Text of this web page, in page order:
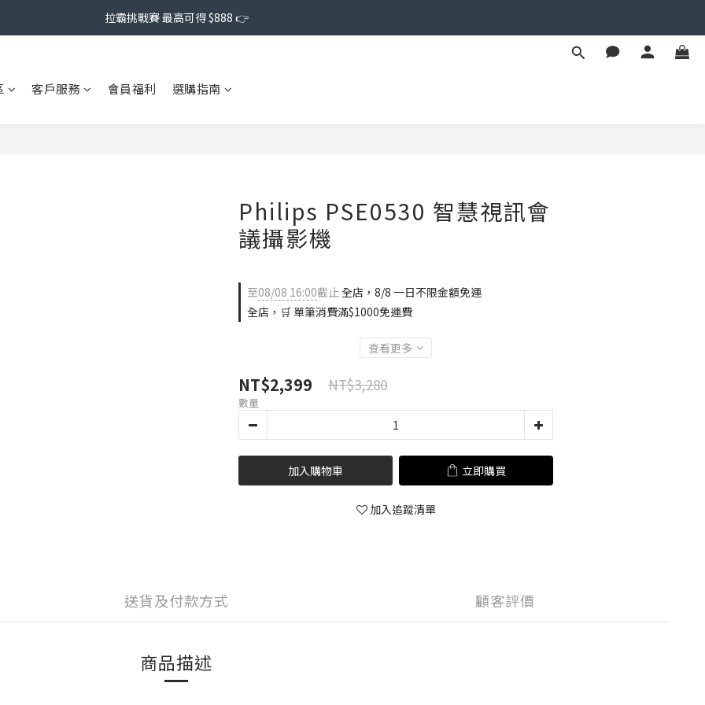
拉霸挑戰賽 最高可得 $888 👉
客戶服務 會員福利 選購指南
Philips PSE0530 智慧視訊會
議攝影機
至08/08 16:00截止全店，8/8 一日不限金額免運
全店，🛒 單筆消費滿$1000免運費
查看更多
NT$2,399 NT$3,280
數量
加入購物車 立即購買
加入追蹤清單
送貨及付款方式 顧客評價
商品描述